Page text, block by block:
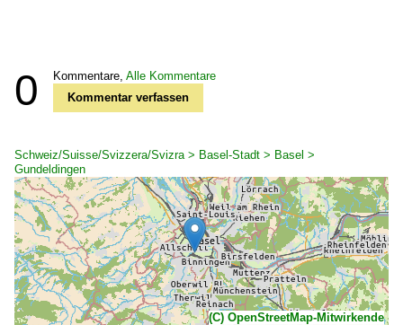
0 Kommentare, Alle Kommentare
Kommentar verfassen
Schweiz/Suisse/Svizzera/Svizra > Basel-Stadt > Basel >
Gundeldingen
(C) OpenStreetMap-Mitwirkende